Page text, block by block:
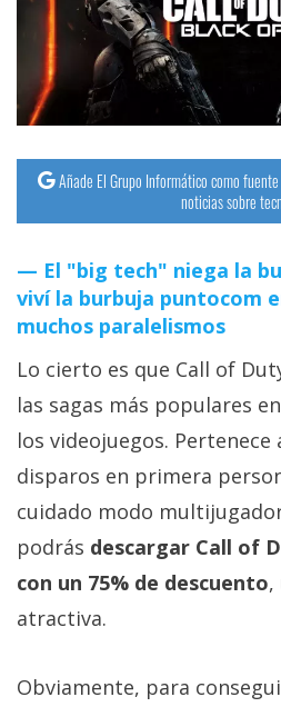
Operadores
Trucos
y
Tutoriales
Ciberseguridad
Sistemas
operativos
Profesional
+
Más
temas
Sorteos
Foros
Añade El Grupo Informático como
noticias sobre
El "big tech" niega la
viví la burbuja puntocom
muchos paralelismos
Lo cierto es que Call of
las sagas más populares
los videojuegos. Pertenece
disparos en primera
cuidado modo
podrás descargar Call of
con un 75% de descuento,
atractiva.
Obviamente, para